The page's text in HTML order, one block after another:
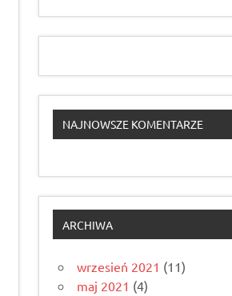
NAJNOWSZE KOMENTARZE
ARCHIWA
wrzesień 2021 (11)
maj 2021 (4)